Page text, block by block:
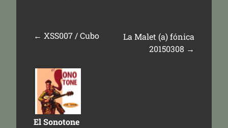
← XSS007 / Cubo
La Malet (a) fónica
20150308 →
El Sonotone